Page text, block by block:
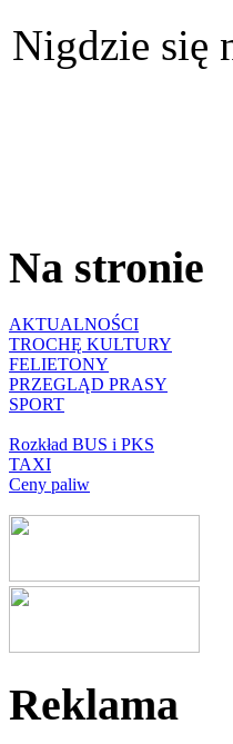
Nigdzie się
Na stronie
AKTUALNOŚCI
TROCHĘ KULTURY
FELIETONY
PRZEGLĄD PRASY
SPORT
Rozkład BUS i PKS
TAXI
Ceny paliw
Reklama